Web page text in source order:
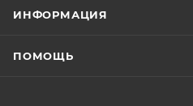
ИНФОРМАЦИЯ
ПОМОЩЬ